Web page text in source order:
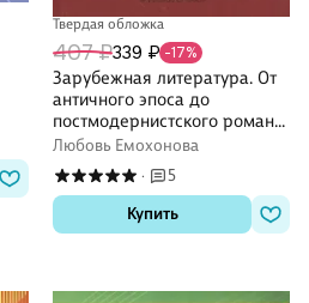
Твердая обложка
407 ₽339 ₽ -17%
Зарубежная литература. От
античного эпоса до
постмодернистского романа.
Книга для чтения
Любовь Емохонова
·
5
Купить